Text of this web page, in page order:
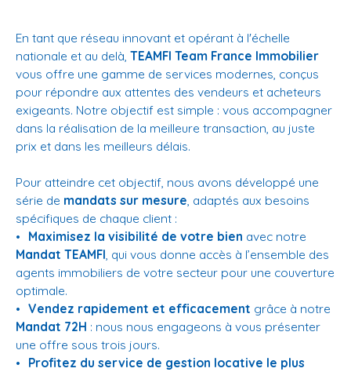
En tant que réseau innovant et opérant à l'échelle
nationale et au delà, TEAMFI Team France Immobilier
vous offre une gamme de services modernes, conçus
pour répondre aux attentes des vendeurs et acheteurs
exigeants. Notre objectif est simple : vous accompagner
dans la réalisation de la meilleure transaction, au juste
prix et dans les meilleurs délais.
Pour atteindre cet objectif, nous avons développé une
série de mandats sur mesure, adaptés aux besoins
spécifiques de chaque client :
Maximisez la visibilité de votre bien avec notre
Mandat TEAMFI, qui vous donne accès à l’ensemble des
agents immobiliers de votre secteur pour une couverture
optimale.
Vendez rapidement et efficacement grâce à notre
Mandat 72H : nous nous engageons à vous présenter
une offre sous trois jours.
Profitez du service de gestion locative le plus